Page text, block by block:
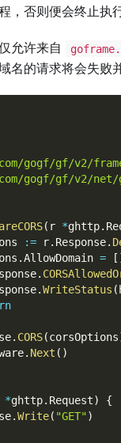
，否则便会终止执行
允许来自
名的请求将会失败
gogf/gf/v2/
gogf/gf/v2/
( r *ghttp.
:= r. Response.
.AllowDomain = [
.
.WriteStatus (
. CORS(corsOptions
. Next ( )
*ghttp. Request)
{
.Write( "GET")